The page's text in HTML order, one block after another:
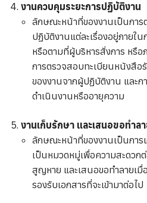
งานวิทยากรบรรยายการสั
งานควบคุมระยะการปฏิบัติงาน
ลักษณะหน้าที่ของงานเป็นกา
ปฏิบัติงานแต่ละเรื่องอยู่ภายใน
หรือตามที่ผู้บริหารสั่งการ หรือ
การตรวจสอบทะเบียนหนังสื
ของงานจากผู้ปฏิบัติงาน และก
ดำเนินงานหรืออายุความ
งานเก็บรักษา และเสนอขอทำล
ลักษณะหน้าที่ของงานเป็นการ
เป็นหมวดหมู่เพื่อความสะดวก
สูญหาย และเสนอขอทำลายเมื่
รองรับเอกสารที่จะเข้ามาต่อไป